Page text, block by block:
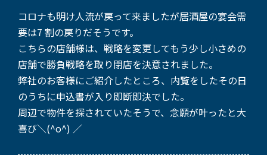
コロナも明け人流が戻って来ましたが居酒屋の宴会需
要は7 割の戻りだそうです。
こちらの店舗様は、戦略を変更してもう少し小さめの
店舗で勝負戦略を取り閉店を決意されました。
弊社のお客様にご紹介したところ、内覧をしたその日
のうちに申込書が入り即断即決でした。
周辺で物件を探されていたそうで、念願が叶ったと大
喜び＼(^o^) ／